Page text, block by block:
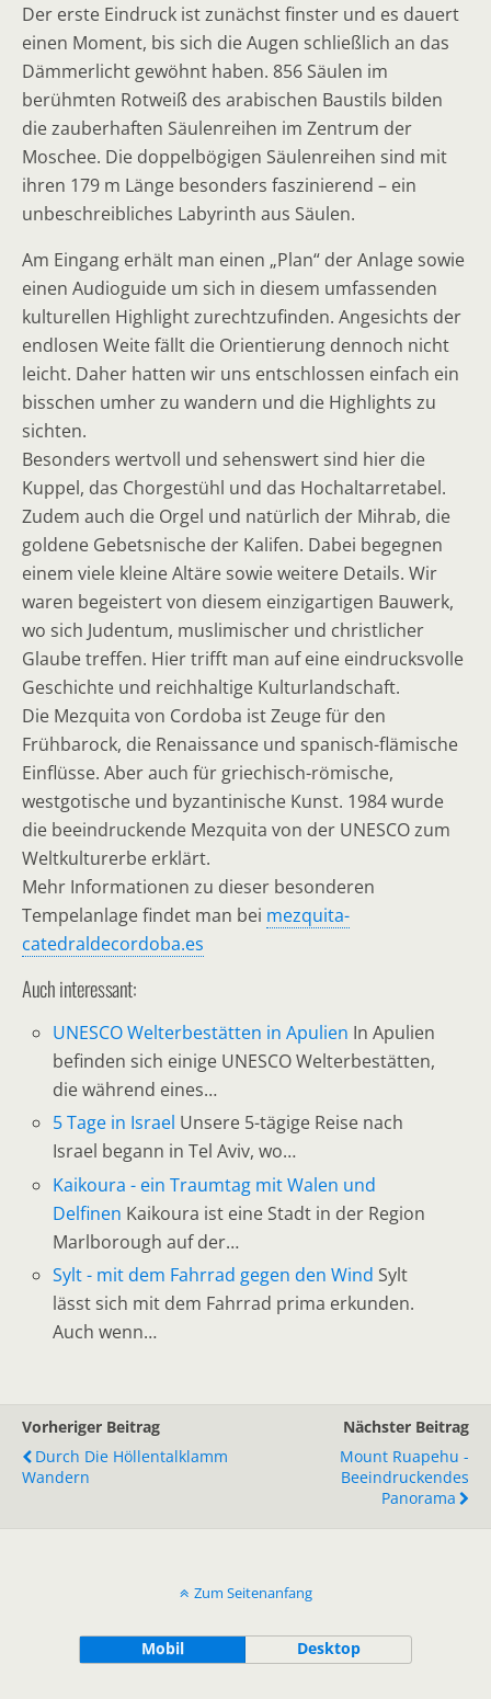
Der erste Eindruck ist zunächst finster und es dauert
einen Moment, bis sich die Augen schließlich an das
Dämmerlicht gewöhnt haben. 856 Säulen im
berühmten Rotweiß des arabischen Baustils bilden
die zauberhaften Säulenreihen im Zentrum der
Moschee. Die doppelbögigen Säulenreihen sind mit
ihren 179 m Länge besonders faszinierend – ein
unbeschreibliches Labyrinth aus Säulen.
Am Eingang erhält man einen „Plan“ der Anlage sowie
einen Audioguide um sich in diesem umfassenden
kulturellen Highlight zurechtzufinden. Angesichts der
endlosen Weite fällt die Orientierung dennoch nicht
leicht. Daher hatten wir uns entschlossen einfach ein
bisschen umher zu wandern und die Highlights zu
sichten.
Besonders wertvoll und sehenswert sind hier die
Kuppel, das Chorgestühl und das Hochaltarretabel.
Zudem auch die Orgel und natürlich der Mihrab, die
goldene Gebetsnische der Kalifen. Dabei begegnen
einem viele kleine Altäre sowie weitere Details. Wir
waren begeistert von diesem einzigartigen Bauwerk,
wo sich Judentum, muslimischer und christlicher
Glaube treffen. Hier trifft man auf eine eindrucksvolle
Geschichte und reichhaltige Kulturlandschaft.
Die Mezquita von Cordoba ist Zeuge für den
Frühbarock, die Renaissance und spanisch-flämische
Einflüsse. Aber auch für griechisch-römische,
westgotische und byzantinische Kunst. 1984 wurde
die beeindruckende Mezquita von der UNESCO zum
Weltkulturerbe erklärt.
Mehr Informationen zu dieser besonderen
Tempelanlage findet man bei mezquita-
catedraldecordoba.es
Auch interessant:
UNESCO Welterbestätten in Apulien In Apulien
befinden sich einige UNESCO Welterbestätten,
die während eines…
5 Tage in Israel Unsere 5-tägige Reise nach
Israel begann in Tel Aviv, wo…
Kaikoura - ein Traumtag mit Walen und
Delfinen Kaikoura ist eine Stadt in der Region
Marlborough auf der…
Sylt - mit dem Fahrrad gegen den Wind Sylt
lässt sich mit dem Fahrrad prima erkunden.
Auch wenn…
Vorheriger Beitrag
Durch Die Höllentalklamm
Wandern
Nächster Beitrag
Mount Ruapehu -
Beeindruckendes
Panorama
Zum Seitenanfang
Mobil Desktop